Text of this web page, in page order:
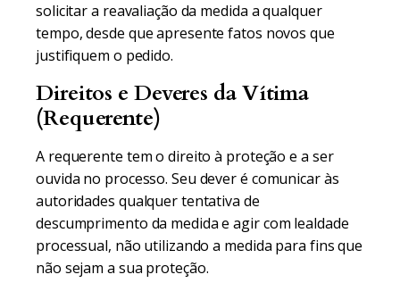
solicitar a reavaliação da medida a qualquer
tempo, desde que apresente fatos novos que
justifiquem o pedido.
Direitos e Deveres da Vítima
(Requerente)
A requerente tem o direito à proteção e a ser
ouvida no processo. Seu dever é comunicar às
autoridades qualquer tentativa de
descumprimento da medida e agir com lealdade
processual, não utilizando a medida para fins que
não sejam a sua proteção.